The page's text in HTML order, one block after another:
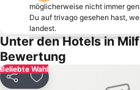
möglicherweise nicht immer
Du auf trivago gesehen hast,
landest.
Unter den Hotels in
Bewertung
Beliebte Wahl
Teilen Zu Favoriten